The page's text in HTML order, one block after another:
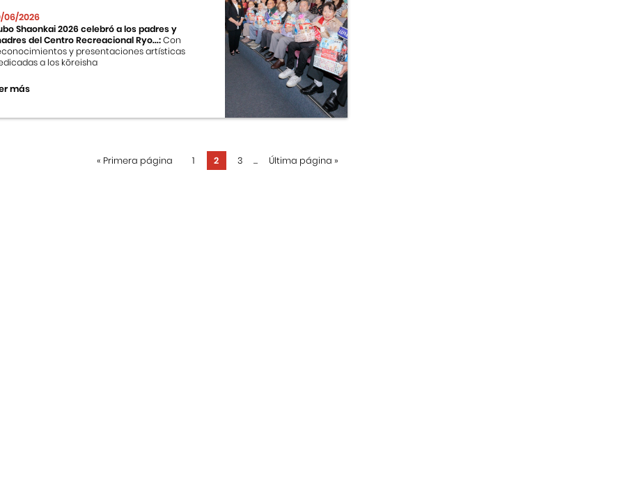
06/2026
Shaonkai 2026 celebró a los padres y
del Centro Recreacional Ryo...:Con
y presentaciones artísticas
a los kōreisha
más
« Primera página 1 2 3 ... Última página »